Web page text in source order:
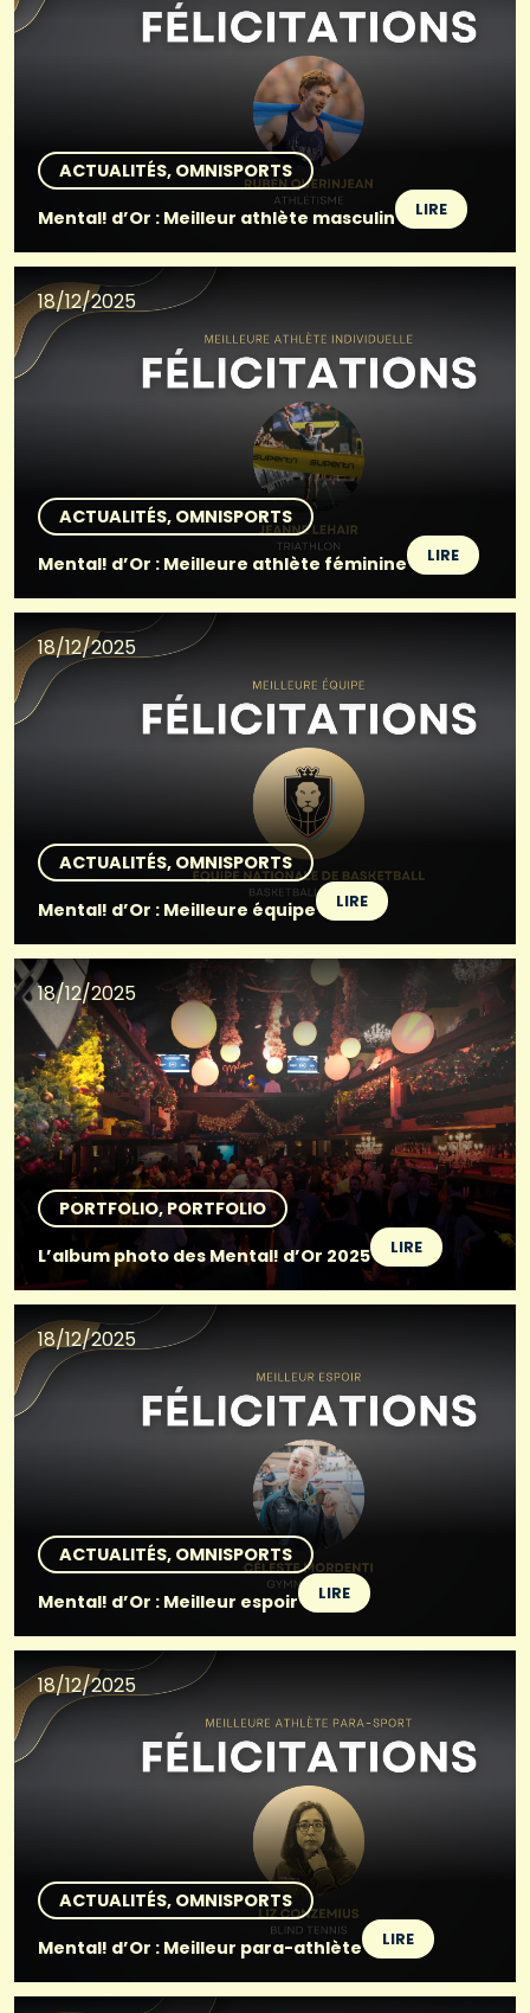
ACTUALITÉS OMNISPORTS
Mental! d’Or : Meilleur athlète masculin
LIRE
18/12/2025
ACTUALITÉS OMNISPORTS
Mental! d’Or : Meilleure athlète féminine
LIRE
18/12/2025
ACTUALITÉS OMNISPORTS
Mental! d’Or : Meilleure équipe
LIRE
18/12/2025
PORTFOLIO PORTFOLIO
L’album photo des Mental! d’Or 2025
LIRE
18/12/2025
ACTUALITÉS OMNISPORTS
Mental! d’Or : Meilleur espoir
LIRE
18/12/2025
ACTUALITÉS OMNISPORTS
Mental! d’Or : Meilleur para-athlète
LIRE